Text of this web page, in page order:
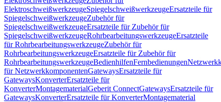
ElektroschweißwerkzeugeSpiegelschweißwerkzeugeErsatzteile für
SpiegelschweißwerkzeugeZubehör für
SpiegelschweißwerkzeugeErsatzteile für Zubehör für
SpiegelschweißwerkzeugeRohrbearbeitungswerkzeugeErsatzteile
für RohrbearbeitungswerkzeugeZubehör für
RohrbearbeitungswerkzeugeErsatzteile für Zubehör für
RohrbearbeitungswerkzeugeBedienhilfenFernbedienungen
für NetzwerkkomponentenGatewaysErsatzteile für
GatewaysKonverterErsatzteile für
KonverterMontagematerialGeberit ConnectGatewaysErsatzteile für
GatewaysKonverterErsatzteile für KonverterMontagematerial